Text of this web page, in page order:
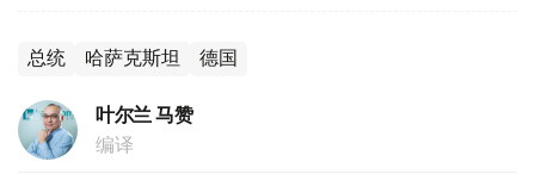
总统 哈萨克斯坦 德国
叶尔兰 马赞
编译